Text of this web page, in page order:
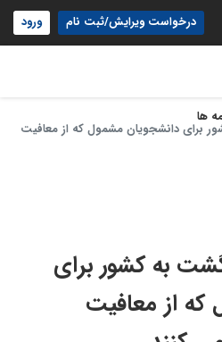
درخواست ویرایش/ثبت نام ورود
ها
برای دانشجویان مشمول که از معافیت
به کشور برای
از معافیت